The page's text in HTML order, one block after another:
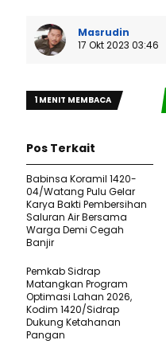
Masrudin
17 Okt 2023 03:46
1 MENIT MEMBACA
Pos Terkait
Babinsa Koramil 1420-
04/Watang Pulu Gelar
Karya Bakti Pembersihan
Saluran Air Bersama
Warga Demi Cegah
Banjir
Pemkab Sidrap
Matangkan Program
Optimasi Lahan 2026,
Kodim 1420/Sidrap
Dukung Ketahanan
Pangan